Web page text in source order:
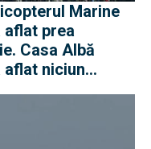
Marine
aflat prea
Casa Albă
aflat niciun